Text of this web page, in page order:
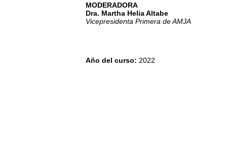
MODERADORA
Dra. Martha Helia Altabe
Vicepresidenta Primera de AMJA
Año del curso:2022